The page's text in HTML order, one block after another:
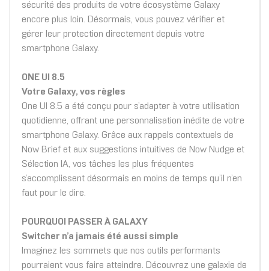
sécurité des produits de votre écosystème Galaxy
encore plus loin. Désormais, vous pouvez vérifier et
gérer leur protection directement depuis votre
smartphone Galaxy.
ONE UI 8.5
Votre Galaxy, vos règles
One UI 8.5 a été conçu pour s’adapter à votre utilisation
quotidienne, offrant une personnalisation inédite de votre
smartphone Galaxy. Grâce aux rappels contextuels de
Now Brief et aux suggestions intuitives de Now Nudge et
Sélection IA, vos tâches les plus fréquentes
s’accomplissent désormais en moins de temps qu’il n’en
faut pour le dire.
POURQUOI PASSER À GALAXY
Switcher n’a jamais été aussi simple
Imaginez les sommets que nos outils performants
pourraient vous faire atteindre. Découvrez une galaxie de